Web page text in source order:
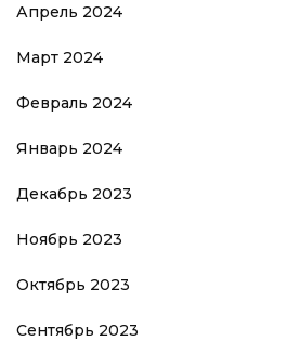
Апрель 2024
Март 2024
Февраль 2024
Январь 2024
Декабрь 2023
Ноябрь 2023
Октябрь 2023
Сентябрь 2023